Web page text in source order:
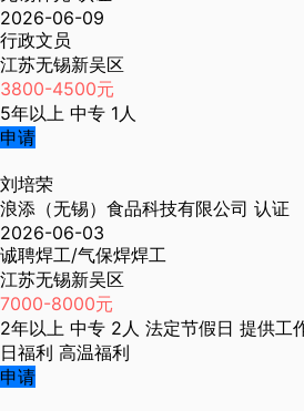
2026-06-09
行政文员
江苏无锡新吴区
3800-4500元
5年以上 中专 1人
申请
刘培荣
浪添（无锡）食品科技有限公司 认证
2026-06-03
诚聘焊工/气保焊焊工
江苏无锡新吴区
7000-8000元
2年以上 中专 2人 法定节假日 提供工
日福利 高温福利
申请